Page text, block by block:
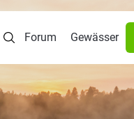
Forum Gewässer